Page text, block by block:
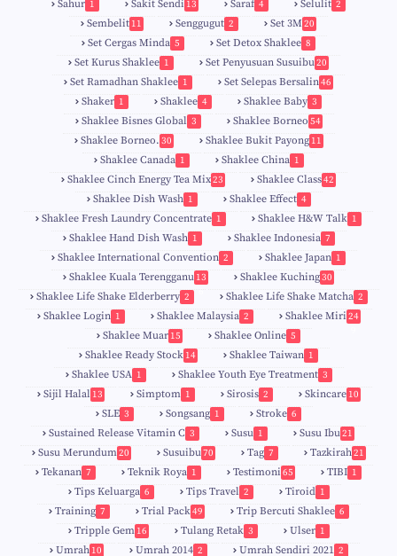
Sahur 1 Sakit Sendi 13 Saraf 4 Selulit 2
Sembelit 11 Senggugut 2 Set 3M20
Set Cergas Minda 5 Set Detox Shaklee 8
Set Kurus Shaklee 1 Set Penyusuan Susuibu20
Set Ramadhan Shaklee 1 Set Selepas Bersalin46
Shaker 1 Shaklee 4 Shaklee Baby 3
Shaklee Bisnes Global 3 Shaklee Borneo 54
Shaklee Borneo. 30 Shaklee Bukit Payong 11
Shaklee Canada 1 Shaklee China 1
Shaklee Cinch Energy Tea Mix23 Shaklee Class42
Shaklee Dish Wash 1 Shaklee Effect 4
Shaklee Fresh Laundry Concentrate 1 Shaklee H&W Talk 1
Shaklee Hand Dish Wash 1 Shaklee Indonesia 7
Shaklee International Convention 2 Shaklee Japan 1
Shaklee Kuala Terengganu 13
Shaklee Kuching30
Shaklee Life Shake Elderberry 2 Shaklee Life Shake Matcha 2
Shaklee Login 1 Shaklee Malaysia 2 Shaklee Miri 24
Shaklee Muar 15
8
Shaklee Online 5
Shaklee Ready Stock 14 Shaklee Taiwan 1
Shaklee USA 1 Shaklee Youth Eye Treatment 3
Sijil Halal 13 Simptom 1 Sirosis 2 Skincare 10
SLE 3 Songsang 1 Stroke 6
Sustained Release Vitamin C 3 Susu 1 Susu Ibu21
0
Susu Merundum20
Susuibu70 Tag 7 Tazkirah21
7
Tekanan 7 Teknik Roya 1 Testimoni 65
5
TIBI 1
Tips Keluarga 6 Tips Travel 2 Tiroid 1
Training 7 Trial Pack49 Trip Bercuti Shaklee 6
Tripple Gem 16 Tulang Retak 3 Ulser 1
Umrah 10 Umrah 2014 2 Umrah Sendiri 2021 2